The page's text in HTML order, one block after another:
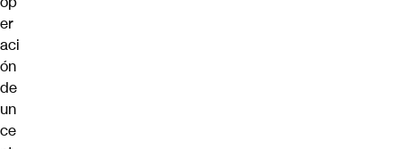
er
aci
ón
de
un
ce